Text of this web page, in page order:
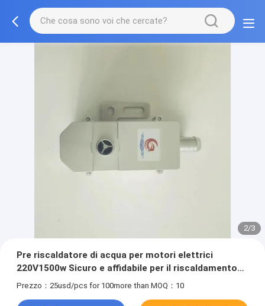
2/3
Pre riscaldatore di acqua per motori elettrici
220V1500w Sicuro e affidabile per il riscaldamento
PTC
Prezzo：25usd/pcs for 100more than MOQ：10